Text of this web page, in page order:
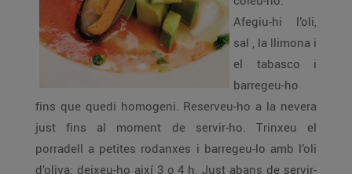
Afegiu-hi l’oli,
sal , la llimona i
el tabasco i
barregeu-ho
fins que quedi homogeni. Reserveu-ho a la nevera
just fins al moment de servir-ho. Trinxeu el
porradell a petites rodanxes i barregeu-lo amb l’oli
d’oliva; deixeu-ho així 3 o 4 h. Just abans de servir-